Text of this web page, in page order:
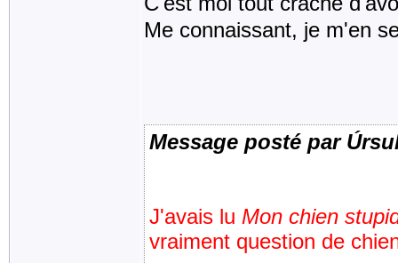
Me connaissant, je m'en
Message posté par
J'avais lu Mon chien
vraiment question de